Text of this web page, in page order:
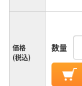
価格
(税込)
数量